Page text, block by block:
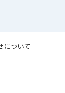
について